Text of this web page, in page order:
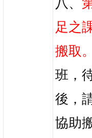
八、
足之
搬取
班，
後，
協助